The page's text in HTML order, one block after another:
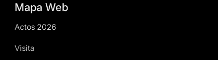
Mapa Web
Actos 2026
Visita